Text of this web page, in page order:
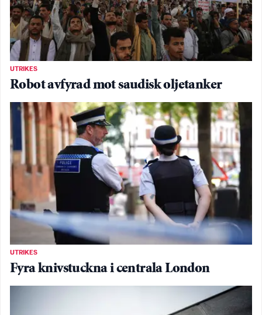
UTRIKES
Robot avfyrad mot saudisk oljetanker
UTRIKES
Fyra knivstuckna i centrala London